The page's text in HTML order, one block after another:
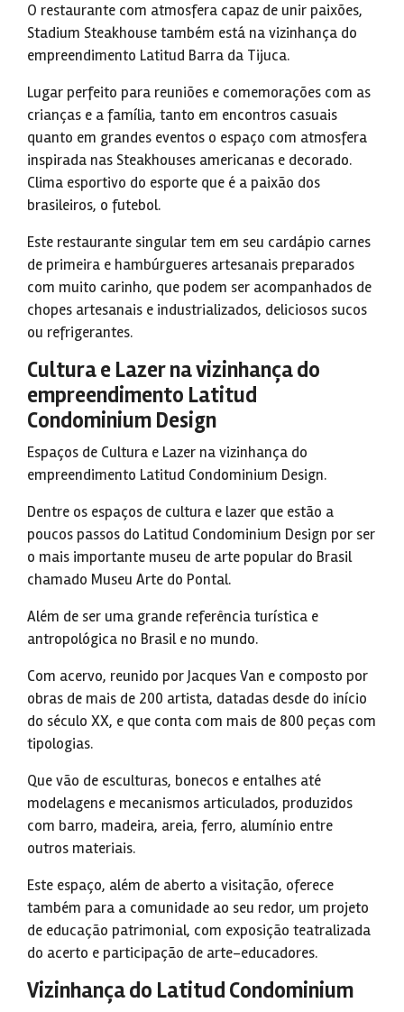
O restaurante com atmosfera capaz de unir paixões,
Stadium Steakhouse também está na vizinhança do
empreendimento Latitud Barra da Tijuca.
Lugar perfeito para reuniões e comemorações com as
crianças e a família, tanto em encontros casuais
quanto em grandes eventos o espaço com atmosfera
inspirada nas Steakhouses americanas e decorado.
Clima esportivo do esporte que é a paixão dos
brasileiros, o futebol.
Este restaurante singular tem em seu cardápio carnes
de primeira e hambúrgueres artesanais preparados
com muito carinho, que podem ser acompanhados de
chopes artesanais e industrializados, deliciosos sucos
ou refrigerantes.
Cultura e Lazer na vizinhança do
empreendimento Latitud
Condominium Design
Espaços de Cultura e Lazer na vizinhança do
empreendimento Latitud Condominium Design.
Dentre os espaços de cultura e lazer que estão a
poucos passos do Latitud Condominium Design por ser
o mais importante museu de arte popular do Brasil
chamado Museu Arte do Pontal.
Além de ser uma grande referência turística e
antropológica no Brasil e no mundo.
Com acervo, reunido por Jacques Van e composto por
obras de mais de 200 artista, datadas desde do início
do século XX, e que conta com mais de 800 peças com
tipologias.
Que vão de esculturas, bonecos e entalhes até
modelagens e mecanismos articulados, produzidos
com barro, madeira, areia, ferro, alumínio entre
outros materiais.
Este espaço, além de aberto a visitação, oferece
também para a comunidade ao seu redor, um projeto
de educação patrimonial, com exposição teatralizada
do acerto e participação de arte-educadores.
Vizinhança do Latitud Condominium